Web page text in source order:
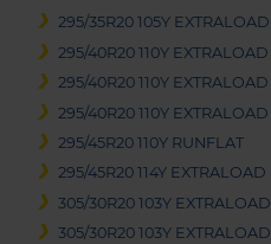
295/35R20 105Y EXTRALOAD
295/40R20 110Y EXTRALOAD
295/40R20 110Y EXTRALOAD
295/40R20 110Y EXTRALOAD
295/45R20 110Y RUNFLAT
295/45R20 114Y EXTRALOAD
305/30R20 103Y EXTRALOAD
305/30R20 103Y EXTRALOAD